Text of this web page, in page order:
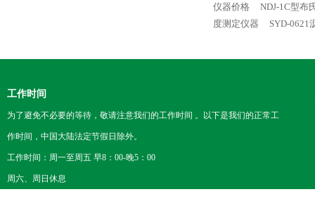
仪器价格
NDJ-1C型布
度测定仪器
SYD-0621
工作时间
为了避免不必要的等待，敬请注意我们的工作时间 。以下是我们的正常工
作时间，中国大陆法定节假日除外。
工作时间：周一至周五 早8：00-晚5：00
周六、周日休息